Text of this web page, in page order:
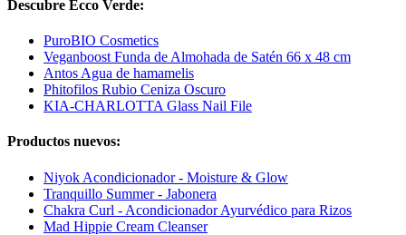
Descubre Ecco Verde:
PuroBIO Cosmetics
Veganboost Funda de Almohada de Satén 66 x 48 cm
Antos Agua de hamamelis
Phitofilos Rubio Ceniza Oscuro
KIA-CHARLOTTA Glass Nail File
Productos nuevos:
Niyok Acondicionador - Moisture & Glow
Tranquillo Summer - Jabonera
Chakra Curl - Acondicionador Ayurvédico para Rizos
Mad Hippie Cream Cleanser